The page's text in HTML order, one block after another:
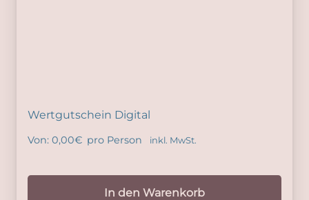
Wertgutschein Digital
Von: 0,00€ pro Person inkl. MwSt.
In den Warenkorb